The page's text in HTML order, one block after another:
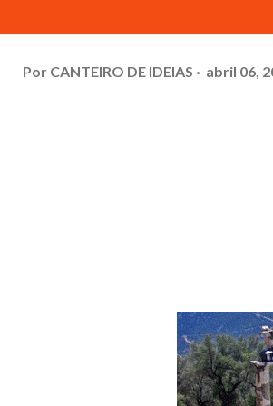
Por CANTEIRO DE IDEIAS abril 06,